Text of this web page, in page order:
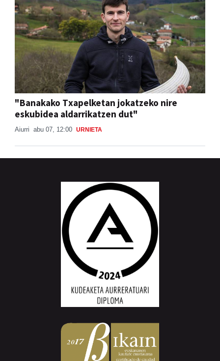
"Banakako Txapelketan jokatzeko nire
eskubidea aldarrikatzen dut"
Aiurri abu 07, 12:00 URNIETA